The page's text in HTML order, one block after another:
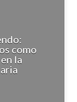
como
la